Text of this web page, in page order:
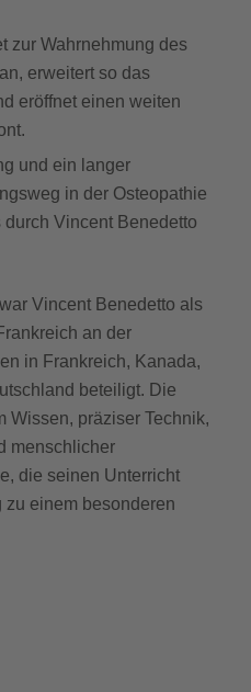
zur Wahrnehmung des
erweitert so das
eröffnet einen weiten
und ein langer
in der Osteopathie
Vincent Benedetto
Vincent Benedetto als
an der
in Frankreich, Kanada,
beteiligt. Die
Wissen, präziser Technik,
menschlicher
die seinen Unterricht
einem besonderen